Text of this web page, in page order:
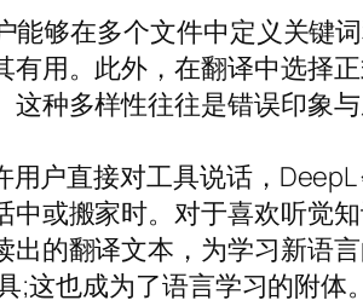
够在多个文件中定义关键
用。此外，在翻译中选择
种多样性往往是错误印象与
户直接对工具说话，
或搬家时。对于喜欢听觉
的翻译文本，为学习新语
这也成为了语言学习的附体。